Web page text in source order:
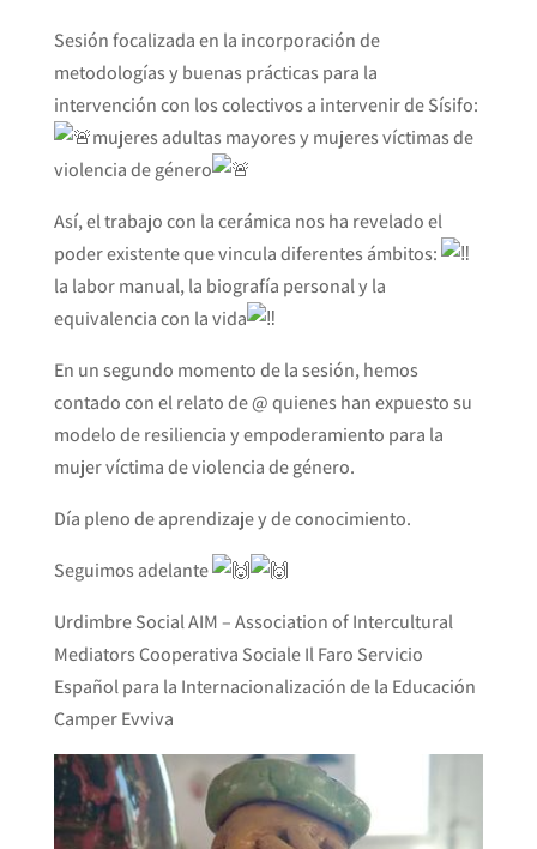
Sesión focalizada en la incorporación de
metodologías y buenas prácticas para la
intervención con los colectivos a intervenir de Sísifo:
mujeres adultas mayores y mujeres víctimas de
violencia de género
Así, el trabajo con la cerámica nos ha revelado el
poder existente que vincula diferentes ámbitos:
la labor manual, la biografía personal y la
equivalencia con la vida
En un segundo momento de la sesión, hemos
contado con el relato de @ quienes han expuesto su
modelo de resiliencia y empoderamiento para la
mujer víctima de violencia de género.
Día pleno de aprendizaje y de conocimiento.
Seguimos adelante
Urdimbre Social AIM – Association of Intercultural
Mediators Cooperativa Sociale Il Faro Servicio
Español para la Internacionalización de la Educación
Camper Evviva